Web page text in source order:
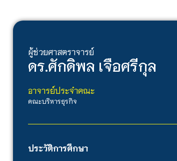
ผู้ช่วยศาสตราจารย์
ดร.ศักดิพล เจือศรีกุล
อาจารย์ประจำคณะ
คณะบริหารธุรกิจ
ประวัติการศึกษา